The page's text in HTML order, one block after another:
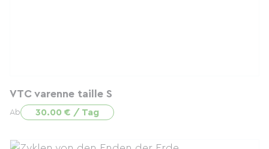
VTC varenne taille S
Ab 30.00 € / Tag